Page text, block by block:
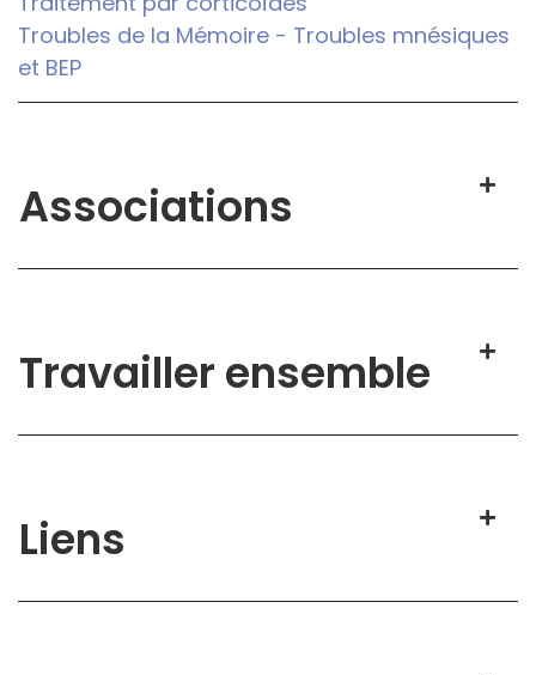
Troubles de la Mémoire - Troubles mnésiques
et BEP
Associations
Travailler ensemble
Liens